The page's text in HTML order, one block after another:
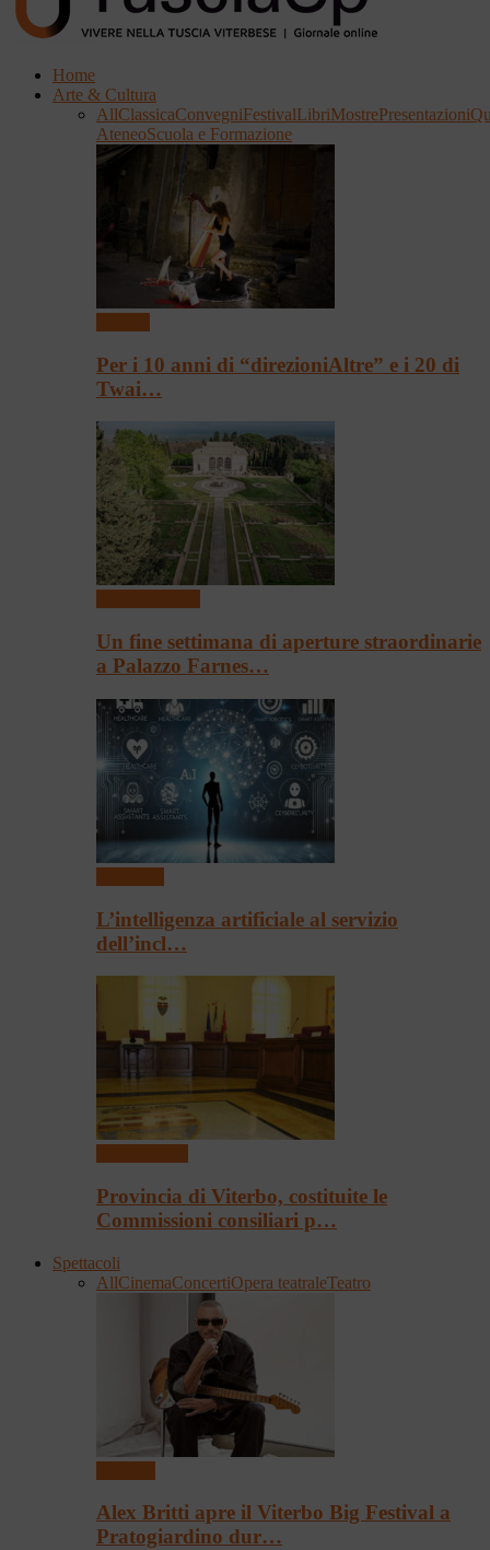
Home
Arte & Cultura
AllClassicaConvegniFestivalLibriMostrePresentazioni
AteneoScuola e Formazione
Per i 10 anni di “direzioniAltre” e i 20 di
Twai…
Un fine settimana di aperture straordinarie
a Palazzo Farnes…
L’intelligenza artificiale al servizio
dell’incl…
Provincia di Viterbo, costituite le
Commissioni consiliari p…
Spettacoli
AllCinemaConcertiOpera teatraleTeatro
Alex Britti apre il Viterbo Big Festival a
Pratogiardino dur…